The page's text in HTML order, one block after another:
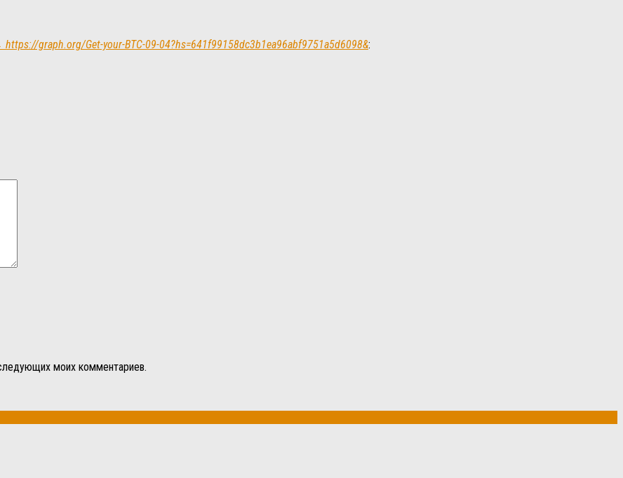
graph.org/Get-your-BTC-09-04?hs=641f99158dc3b1ea96abf9751a5d6098&:
моих комментариев.